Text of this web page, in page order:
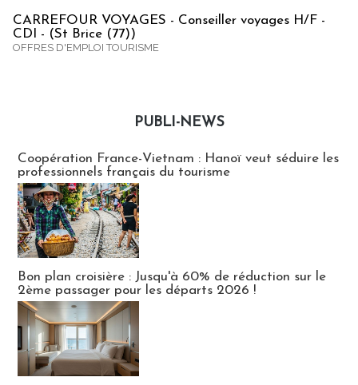
CARREFOUR VOYAGES - Conseiller voyages H/F -
CDI - (St Brice (77))
OFFRES D'EMPLOI TOURISME
PUBLI-NEWS
Coopération France-Vietnam : Hanoï veut séduire les
professionnels français du tourisme
Bon plan croisière : Jusqu'à 60% de réduction sur le
2ème passager pour les départs 2026 !